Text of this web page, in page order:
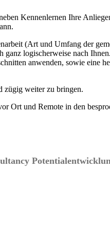
Kennenlernen Ihre
(Art und Umfang der
ganz logischerweise nach
anwenden, sowie eine
zügig weiter zu bringen.
Ort und Remote in den